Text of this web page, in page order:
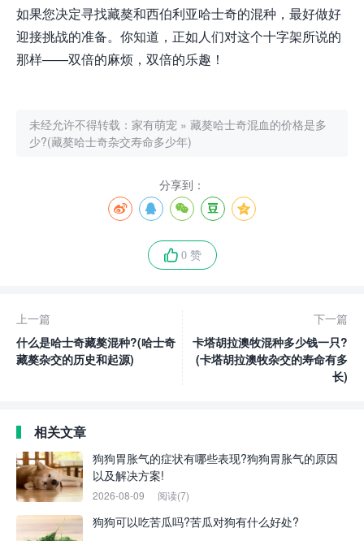
如果您决定寻找藏獒和西伯利亚哈士奇的混种，最好做好
迎接挑战的准备。你知道，正如人们对这个十字架所说的
那样——双倍的麻烦，双倍的乐趣！
未经允许不得转载： 家有萌宠 » 藏獒哈士奇混血的价格是多
少?(藏獒哈士奇杂交寿命多少年)
分享到：
0 赞
上一篇
什么是哈士奇藏獒混种?(哈士奇
藏獒杂交的历史和起源)
下一篇
卡塔胡拉澳牧混种多少钱一只?
(卡塔胡拉澳牧杂交的寿命有多
长)
相关文章
狗狗胃胀气的症状有哪些表现?狗狗胃胀气的原因
以及解决方案!
2026-08-09 阅读(7)
狗狗可以吃苦瓜吗?苦瓜对狗有什么好处?